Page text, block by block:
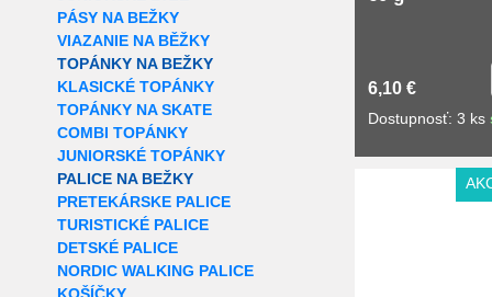
PÁSY NA BEŽKY
VIAZANIE NA BĚŽKY
TOPÁNKY NA BEŽKY
KLASICKÉ TOPÁNKY
TOPÁNKY NA SKATE
COMBI TOPÁNKY
JUNIORSKÉ TOPÁNKY
PALICE NA BEŽKY
PRETEKÁRSKE PALICE
TURISTICKÉ PALICE
DETSKÉ PALICE
NORDIC WALKING PALICE
6,10 €
Dostupnosť: 3 ks